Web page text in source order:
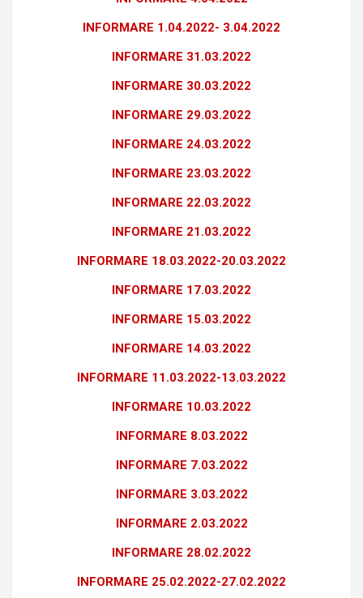
INFORMARE 1.04.2022- 3.04.2022
INFORMARE 31.03.2022
INFORMARE 30.03.2022
INFORMARE 29.03.2022
INFORMARE 24.03.2022
INFORMARE 23.03.2022
INFORMARE 22.03.2022
INFORMARE 21.03.2022
INFORMARE 18.03.2022-20.03.2022
INFORMARE 17.03.2022
INFORMARE 15.03.2022
INFORMARE 14.03.2022
INFORMARE 11.03.2022-13.03.2022
INFORMARE 10.03.2022
INFORMARE 8.03.2022
INFORMARE 7.03.2022
INFORMARE 3.03.2022
INFORMARE 2.03.2022
INFORMARE 28.02.2022
INFORMARE 25.02.2022-27.02.2022